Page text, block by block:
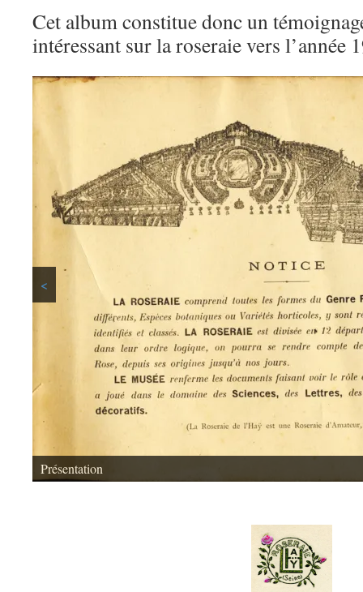
Cet album constitue donc un
intéressant sur la roseraie vers
Présentation
<